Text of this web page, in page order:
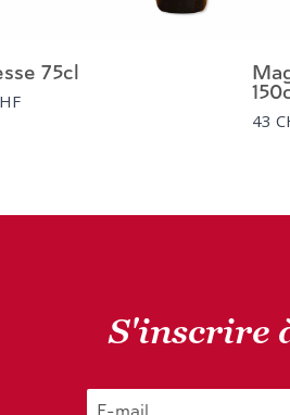
75cl
43
S'inscrire